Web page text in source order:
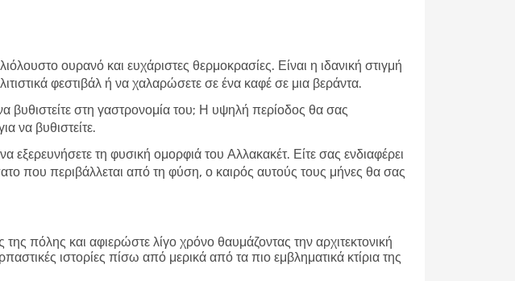
ουρανό και ευχάριστες θερμοκρασίες. Είναι η ιδανική στιγμή
φεστιβάλ ή να χαλαρώσετε σε ένα καφέ σε μια βεράντα.
βυθιστείτε στη γαστρονομία του; Η υψηλή περίοδος θα σας
να βυθιστείτε.
εξερευνήσετε τη φυσική ομορφιά του Αλλακακέτ. Είτε σας ενδιαφέρει
που περιβάλλεται από τη φύση, ο καιρός αυτούς τους μήνες θα σας
της πόλης και αφιερώστε λίγο χρόνο θαυμάζοντας την αρχιτεκτονική
ιστορίες πίσω από μερικά από τα πιο εμβληματικά κτίρια της